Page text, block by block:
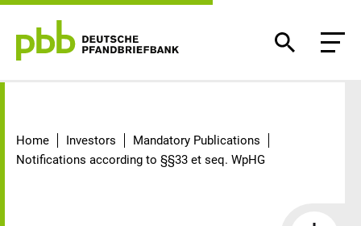
Home Investors
Mandatory Publications
Notifications according to §§33 et seq. WpHG